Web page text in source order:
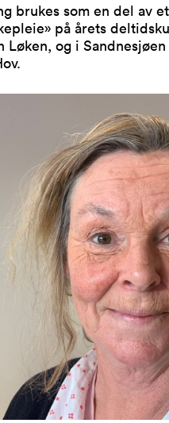
brukes som en del av
på årets
Løken, og i